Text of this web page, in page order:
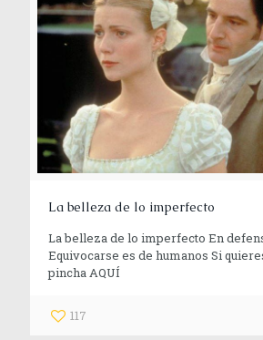
La belleza de lo imperfecto
La belleza de lo imperfecto En
Equivocarse es de humanos Si
pincha AQUÍ
117